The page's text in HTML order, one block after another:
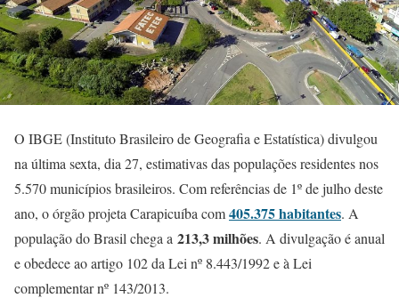
O IBGE (Instituto Brasileiro de Geografia e Estatística) divulgou
na última sexta, dia 27, estimativas das populações residentes nos
5.570 municípios brasileiros. Com referências de 1º de julho deste
ano, o órgão projeta Carapicuíba com405.375 habitantes. A
população do Brasil chega a 213,3 milhões. A divulgação é anual
e obedece ao artigo 102 da Lei nº 8.443/1992 e à Lei
complementar nº 143/2013.